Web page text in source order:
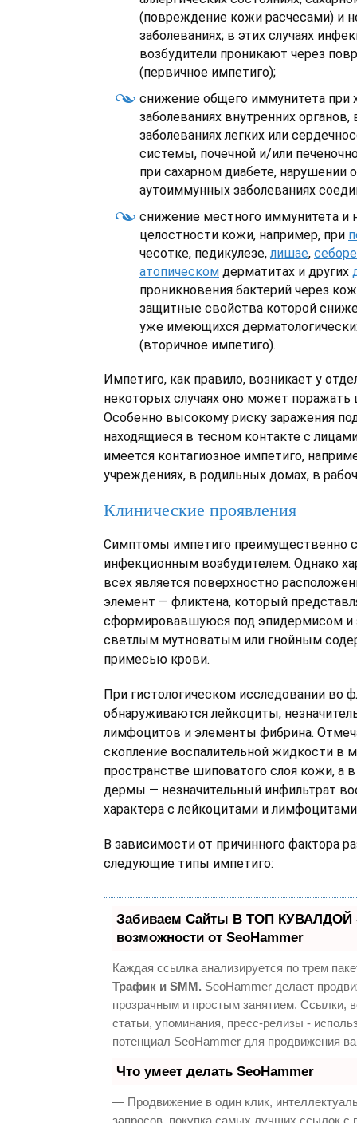
(повреждение кожи расчесами) и
заболеваниях; в этих случаях
возбудители проникают через
(первичное импетиго);
снижение общего иммунитета при
заболеваниях внутренних органов,
заболеваниях легких или
системы, почечной и/или
при сахарном диабете, нарушении
аутоиммунных заболеваниях
снижение местного иммунитета и
целостности кожи, например, при
чесотке, педикулезе,лишае,
атопическом дерматитах и других
проникновения бактерий через
защитные свойства которой
уже имеющихся
(вторичное импетиго).
Импетиго, как правило, возникает у
некоторых случаях оно может
Особенно высокому риску заражения
находящиеся в тесном контакте с
имеется контагиозное импетиго,
учреждениях, в родильных домах, в
Клинические проявления
Симптомы импетиго преимущественно
инфекционным возбудителем. Однако
всех является поверхностно
элемент — фликтена, который
сформировавшуюся под эпидермисом и
светлым мутноватым или гнойным
примесью крови.
При гистологическом исследовании во
обнаруживаются лейкоциты,
лимфоцитов и элементы фибрина.
скопление воспалительной жидкости в
пространстве шиповатого слоя кожи, а
дермы — незначительный инфильтрат
характера с лейкоцитами и
В зависимости от причинного фактора
следующие типы импетиго:
Забиваем Сайты В ТОП КУВАЛДОЙ
возможности от SeoHammer
Каждая ссылка анализируется по трем
Трафик и SMM. SeoHammer делает
прозрачным и простым занятием. Ссылки,
статьи, упоминания, пресс-релизы -
потенциал SeoHammer для продвижения
Что умеет делать SeoHammer
— Продвижение в один клик,
запросов, покупка самых лучших ссылок с